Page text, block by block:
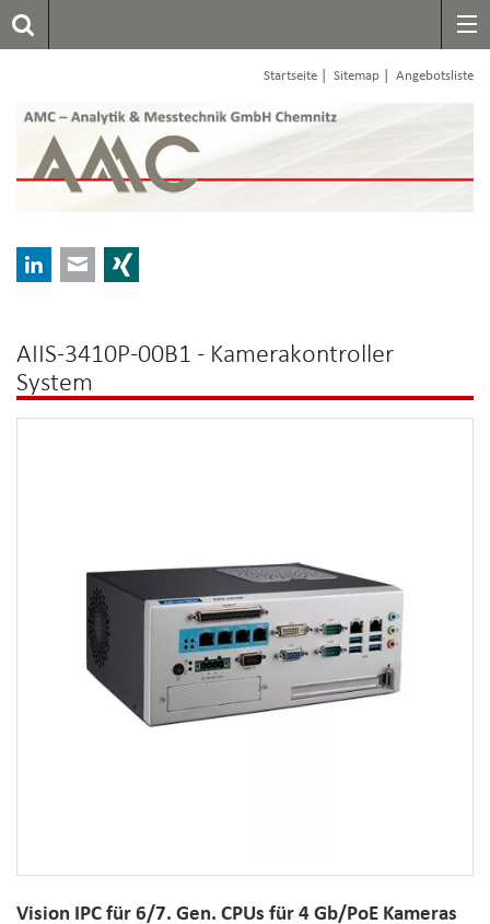
Startseite Sitemap Angebotsliste
LinkedInE-mail
AIIS-3410P-00B1 - Kamerakontroller
System
Vision IPC für 6/7. Gen. CPUs für 4 Gb/PoE Kameras